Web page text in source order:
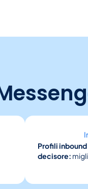
Profili
decisore: